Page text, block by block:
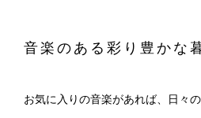
音楽のある彩り豊かな
お気に入りの音楽があれば、日々